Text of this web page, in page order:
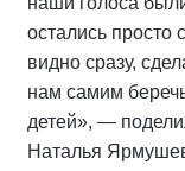
остались просто
видно сразу,
нам самим
детей», —
Наталья